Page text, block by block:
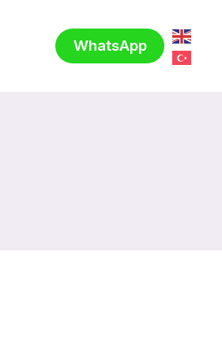
WhatsApp